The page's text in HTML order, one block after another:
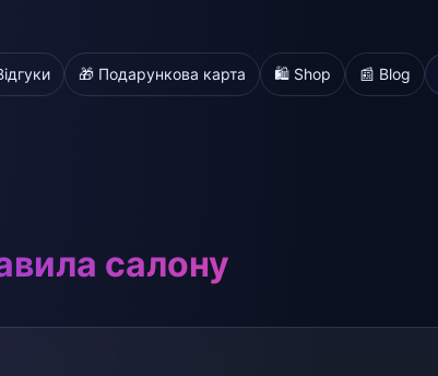
🎁 Подарункова карта 🛍️ Shop 📰 Blog
салону